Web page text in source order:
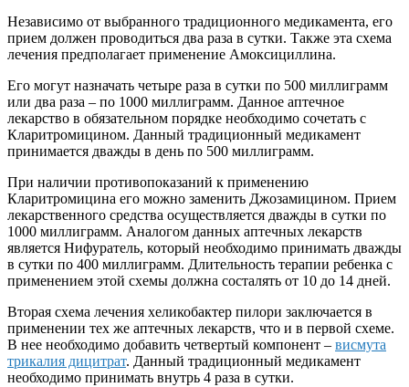
Независимо от выбранного традиционного медикамента, его
прием должен проводиться два раза в сутки. Также эта схема
лечения предполагает применение Амоксициллина.
Его могут назначать четыре раза в сутки по 500 миллиграмм
или два раза – по 1000 миллиграмм. Данное аптечное
лекарство в обязательном порядке необходимо сочетать с
Кларитромицином. Данный традиционный медикамент
принимается дважды в день по 500 миллиграмм.
При наличии противопоказаний к применению
Кларитромицина его можно заменить Джозамицином. Прием
лекарственного средства осуществляется дважды в сутки по
1000 миллиграмм. Аналогом данных аптечных лекарств
является Нифуратель, который необходимо принимать дважды
в сутки по 400 миллиграмм. Длительность терапии ребенка с
применением этой схемы должна состалять от 10 до 14 дней.
Вторая схема лечения хеликобактер пилори заключается в
применении тех же аптечных лекарств, что и в первой схеме.
В нее необходимо добавить четвертый компонент – висмута
трикалия дицитрат. Данный традиционный медикамент
необходимо принимать внутрь 4 раза в сутки.